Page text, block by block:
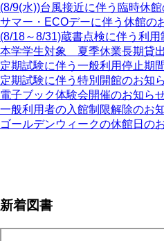
(8/9(水))台風接近に伴う臨時休
サマー・ECOデーに伴う休館の
(8/18～8/31)蔵書点検に伴う利
本学学生対象 夏季休業長期貸
定期試験に伴う一般利用停止期
定期試験に伴う特別開館のお知
電子ブック体験会開催のお知ら
一般利用者の入館制限解除のお
ゴールデンウィークの休館日の
送
新着図書